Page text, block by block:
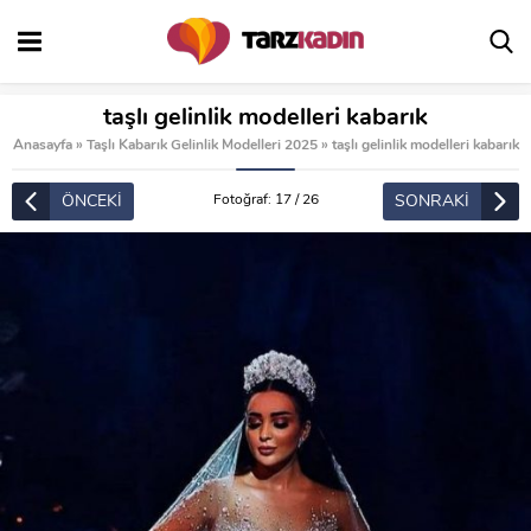
taşlı gelinlik modelleri kabarık
Anasayfa » Taşlı Kabarık Gelinlik Modelleri 2025 » taşlı gelinlik modelleri kabarık
ÖNCEKİ Fotoğraf: 17 / 26 SONRAKİ